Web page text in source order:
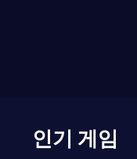
인기 게임